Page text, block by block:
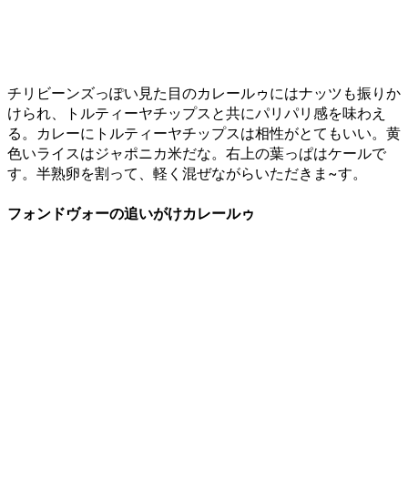
チリビーンズっぽい見た目のカレールゥにはナッツも振りか
けられ、トルティーヤチップスと共にパリパリ感を味わえ
る。カレーにトルティーヤチップスは相性がとてもいい。黄
色いライスはジャポニカ米だな。右上の葉っぱはケールで
す。半熟卵を割って、軽く混ぜながらいただきま~す。
フォンドヴォーの追いがけカレールゥ